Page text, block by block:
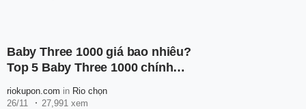
Baby Three 1000 giá bao nhiêu?
Top 5 Baby Three 1000 chính
riokupon.com in Rio chọn
26/11
27,991 xem